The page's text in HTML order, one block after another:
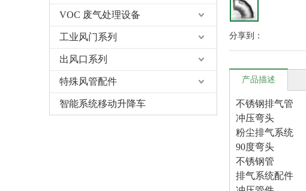
VOC 废气处理设备
工业风门系列
出风口系列
特殊风管配件
智能系统移动升降车
分享到：
产品描述
不锈钢排气管
冲压弯头
粉尘排气系统
90度弯头
不锈钢管
排气系统配件